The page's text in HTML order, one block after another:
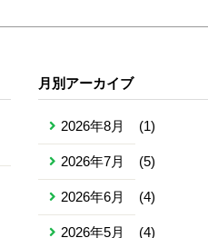
月別アーカイブ
2026年8月 (1)
2026年7月 (5)
2026年6月 (4)
2026年5月 (4)